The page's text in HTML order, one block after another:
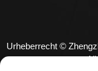
Urheberrecht ©